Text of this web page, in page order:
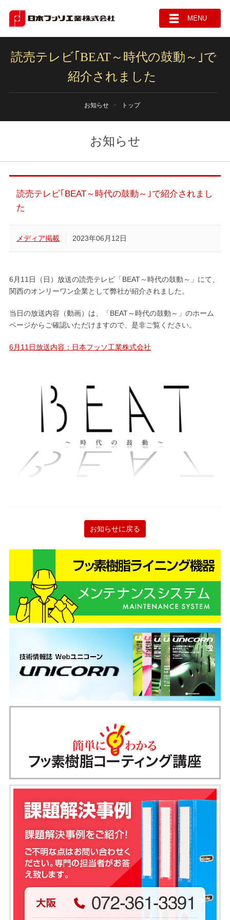
MENU
読売テレビ｢BEAT～時代の鼓動～｣で
紹介されました
お知らせ トップ
お知らせ
読売テレビ｢BEAT～時代の鼓動～｣で紹介されまし
た
メディア掲載 2023年06月12日
6月11日（日）放送の読売テレビ「BEAT～時代の鼓動～」にて、
関西のオンリーワン企業として弊社が紹介されました。
当日の放送内容（動画）は、「BEAT～時代の鼓動～」のホーム
ページからご確認いただけますので、是非ご覧ください。
6月11日放送内容：日本フッソ工業株式会社
お知らせに戻る